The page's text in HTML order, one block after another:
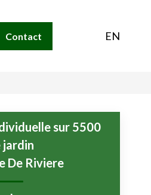
Contact EN
sur 5500
jardin
De Riviere